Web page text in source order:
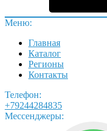
Меню:
Главная
Каталог
Регионы
Контакты
Телефон:
+79244284835
Мессенджеры: